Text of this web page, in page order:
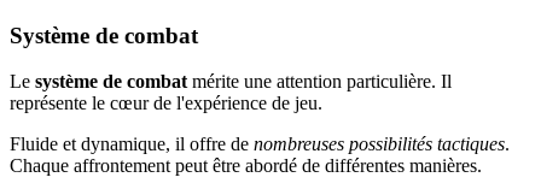
Système de combat
Le système de combat mérite une attention particulière. Il
représente le cœur de l'expérience de jeu.
Fluide et dynamique, il offre de nombreuses possibilités tactiques.
Chaque affrontement peut être abordé de différentes manières.